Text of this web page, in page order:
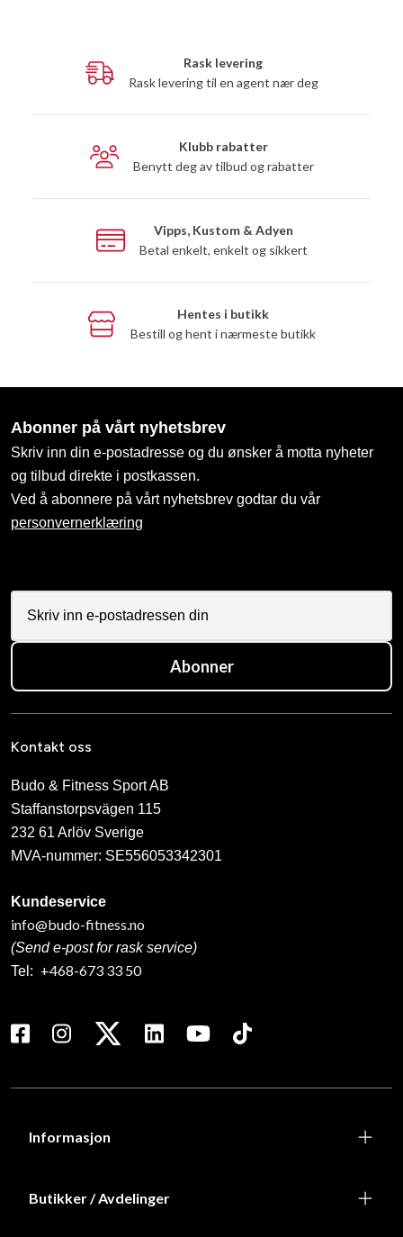
Rask levering
Rask levering til en agent nær deg
Klubb rabatter
Benytt deg av tilbud og rabatter
Vipps, Kustom & Adyen
Betal enkelt, enkelt og sikkert
Hentes i butikk
Bestill og hent i nærmeste butikk
Abonner på vårt nyhetsbrev
Skriv inn din e-postadresse og du ønsker å motta nyheter
og tilbud direkte i postkassen.
Ved å abonnere på vårt nyhetsbrev godtar du vår
personvernerklæring
Abonner
Kontakt oss
Budo & Fitness Sport AB
Staffanstorpsvägen 115
232 61 Arlöv Sverige
MVA-nummer: SE556053342301
Kundeservice
info@budo-fitness.no
(Send e-post for rask service)
Tel: +468-673 33 50
Informasjon
Butikker / Avdelinger